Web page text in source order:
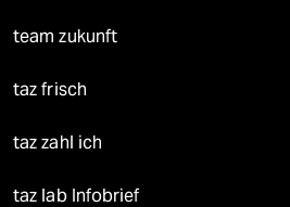
team zukunft
taz frisch
taz zahl ich
taz lab Infobrief